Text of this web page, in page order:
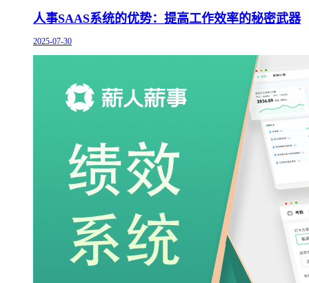
人事SAAS系统的优势：提高工作效率的秘密武器
2025-07-30